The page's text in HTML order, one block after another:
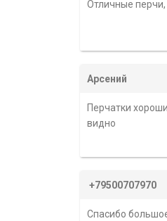
Отличные перчи,
Арсений
Перчатки
видно
+79500707970
Спасибо